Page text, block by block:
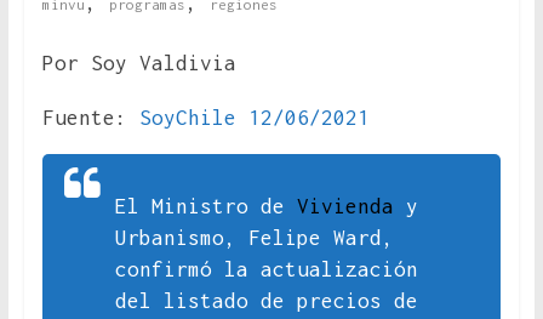
minvu programas regiones
Por Soy Valdivia
Fuente: SoyChile 12/06/2021
El Ministro de Vivienda y
Urbanismo, Felipe Ward,
confirmó la actualización
del listado de precios de